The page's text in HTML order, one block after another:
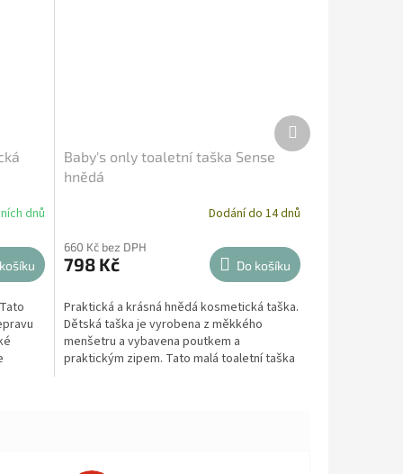
dnů
Baby's only toaletní taška Sense
hnědá
Dodání do 14 dnů
660 Kč bez DPH
798 Kč Do košíku
Praktická a krásná hnědá kosmetická taška.
Dětská taška je vyrobena z měkkého
menšetru a vybavena poutkem a
praktickým zipem. Tato malá toaletní taška
Další
produkt